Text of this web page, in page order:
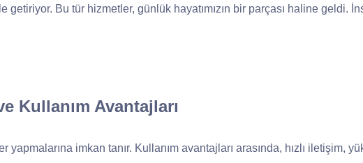
Bu tür hizmetler, günlük hayatımızın bir parçası haline geldi.
Kullanım Avantajları
yapmalarına imkan tanır. Kullanım avantajları arasında, hızlı